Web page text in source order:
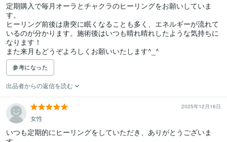
定期購入で毎月オーラとチャクラのヒーリングをお願いしていま
す。
ヒーリング前後は唐突に眠くなることも多く、エネルギーが流れて
いるのが分かります。施術後はいつも晴れ晴れしたような気持ちに
なります！
また来月もどうぞよろしくお願いいたします^_^
参考になった
出品者からの返信を読む
2025年12月16日
女性
いつも定期的にヒーリングをしていただき、ありがとうございま